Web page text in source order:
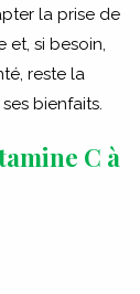
la prise de
et, si besoin,
reste la
bienfaits.
C à